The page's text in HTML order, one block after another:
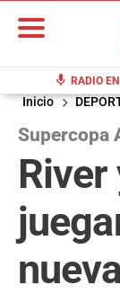
mic RADIO
Inicio
Supercopa
River